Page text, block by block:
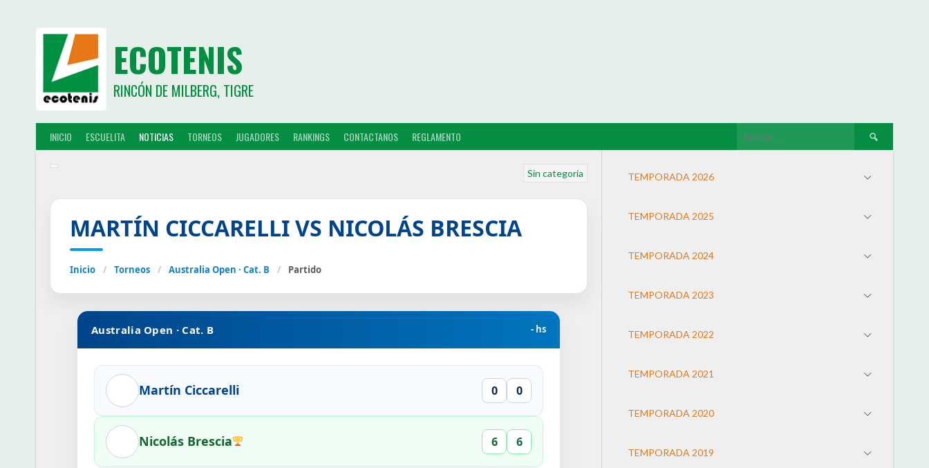
ECOTENIS
RINCÓN DE MILBERG, TIGRE
INICIO ESCUELITA NOTICIAS TORNEOS JUGADORES RANKINGS CONTACTANOS REGLAMENTO
Sin categoría
MARTÍN CICCARELLI VS NICOLÁS BRESCIA
Inicio / Torneos / Australia Open · Cat. B / Partido
Australia Open · Cat. B - hs
Martín Ciccarelli 0 0
Nicolás Brescia 6 6
TEMPORADA 2026
TEMPORADA 2025
TEMPORADA 2024
TEMPORADA 2023
TEMPORADA 2022
TEMPORADA 2021
TEMPORADA 2020
TEMPORADA 2019